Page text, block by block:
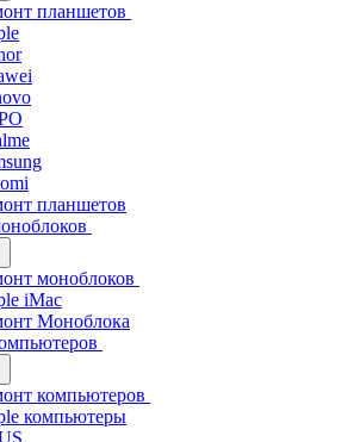
планшетов
планшетов
моноблоков
iMac
Моноблока
компьютеров
компьютеры